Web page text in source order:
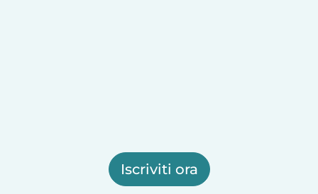
Iscriviti ora